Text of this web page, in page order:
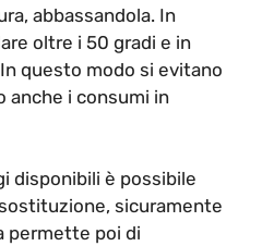
abbassandola. In
oltre i 50 gradi e in
questo modo si evitano
anche i consumi in
disponibili è possibile
sicuramente
permette poi di